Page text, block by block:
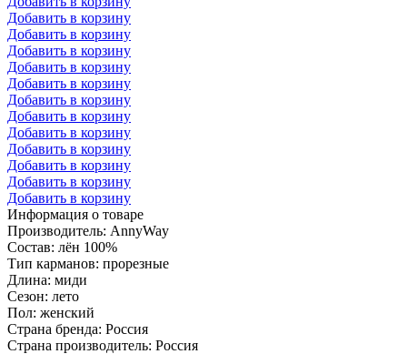
Добавить в корзину
Добавить в корзину
Добавить в корзину
Добавить в корзину
Добавить в корзину
Добавить в корзину
Добавить в корзину
Добавить в корзину
Добавить в корзину
Добавить в корзину
Добавить в корзину
Добавить в корзину
Информация о товаре
Производитель: AnnyWay
Состав: лён 100%
Тип карманов: прорезные
Длина: миди
Сезон: лето
Пол: женский
Страна бренда: Россия
Страна производитель: Россия